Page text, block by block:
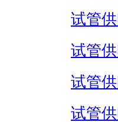
试管
试管
试管
试管